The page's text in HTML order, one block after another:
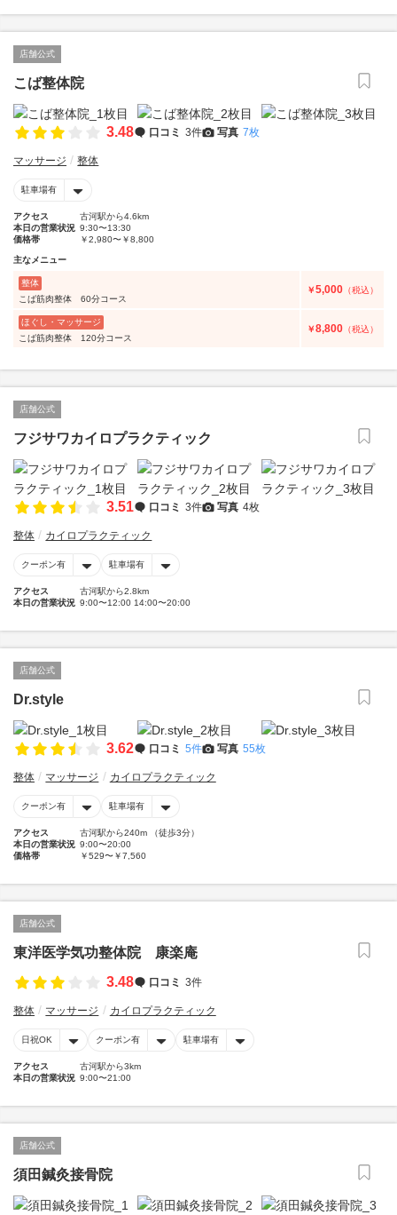
店舗公式
こば整体院
3.48 口コミ 3件 写真 7枚
マッサージ 整体
駐車場有
アクセス
古河駅から4.6km
本日の営業状況 9:30〜13:30
価格帯
￥2,980〜￥8,800
主なメニュー
整体
こば筋肉整体 60分コース
￥5,000 （税込）
ほぐし・マッサージ
こば筋肉整体 120分コース
￥8,800 （税込）
店舗公式
フジサワカイロプラクティック
3.51 口コミ 3件 写真 4枚
整体 カイロプラクティック
クーポン有 駐車場有
アクセス
古河駅から2.8km
本日の営業状況 9:00〜12:00 14:00〜20:00
店舗公式
Dr.style
3.62 口コミ 5件 写真 55枚
整体 マッサージ カイロプラクティック
クーポン有 駐車場有
アクセス
古河駅から240m （徒歩3分）
本日の営業状況 9:00〜20:00
価格帯
￥529〜￥7,560
店舗公式
東洋医学気功整体院 康楽庵
3.48
口コミ 3件
整体 マッサージ カイロプラクティック
日祝OK クーポン有 駐車場有
アクセス
古河駅から3km
本日の営業状況 9:00〜21:00
店舗公式
須田鍼灸接骨院